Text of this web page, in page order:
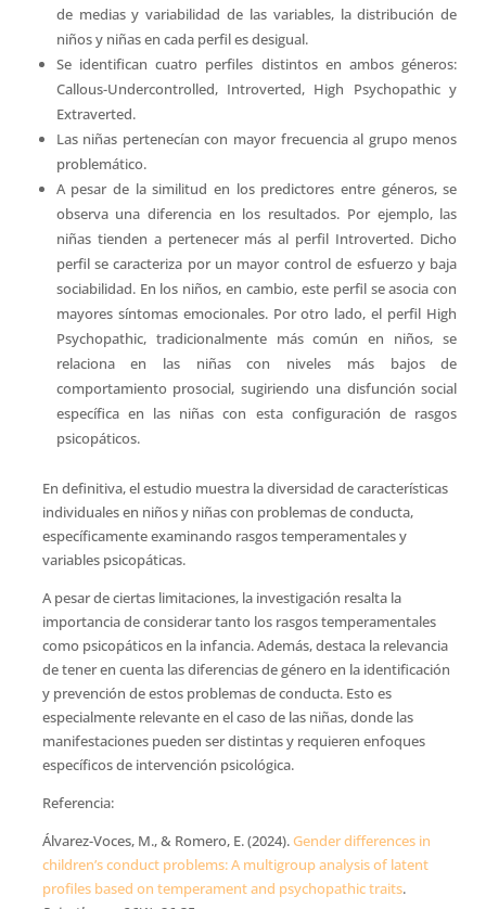
de medias y variabilidad de las variables, la distribución de
niños y niñas en cada perfil es desigual.
Se identifican cuatro perfiles distintos en ambos géneros:
Callous-Undercontrolled, Introverted, High Psychopathic y
Extraverted.
Las niñas pertenecían con mayor frecuencia al grupo menos
problemático.
A pesar de la similitud en los predictores entre géneros, se
observa una diferencia en los resultados. Por ejemplo, las
niñas tienden a pertenecer más al perfil Introverted. Dicho
perfil se caracteriza por un mayor control de esfuerzo y baja
sociabilidad. En los niños, en cambio, este perfil se asocia con
mayores síntomas emocionales. Por otro lado, el perfil High
Psychopathic, tradicionalmente más común en niños, se
relaciona en las niñas con niveles más bajos de
comportamiento prosocial, sugiriendo una disfunción social
específica en las niñas con esta configuración de rasgos
psicopáticos.
En definitiva, el estudio muestra la diversidad de características
individuales en niños y niñas con problemas de conducta,
específicamente examinando rasgos temperamentales y
variables psicopáticas.
A pesar de ciertas limitaciones, la investigación resalta la
importancia de considerar tanto los rasgos temperamentales
como psicopáticos en la infancia. Además, destaca la relevancia
de tener en cuenta las diferencias de género en la identificación
y prevención de estos problemas de conducta. Esto es
especialmente relevante en el caso de las niñas, donde las
manifestaciones pueden ser distintas y requieren enfoques
específicos de intervención psicológica.
Referencia:
Álvarez-Voces, M., & Romero, E. (2024).Gender differences in
children’s conduct problems: A multigroup analysis of latent
profiles based on temperament and psychopathic traits.